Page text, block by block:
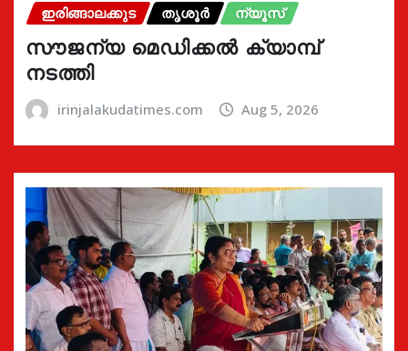
ഇരിങ്ങാലക്കുട തൃശൂർ ന്യൂസ്
സൗജന്യ മെഡിക്കൽ ക്യാമ്പ്
നടത്തി
irinjalakudatimes.com Aug 5, 2026